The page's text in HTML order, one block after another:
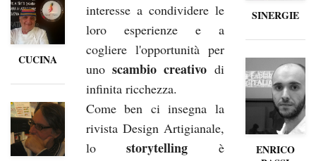
CUCINA
interesse a condividere le
loro esperienze e a
cogliere l'opportunità per
unoscambio creativo di
infinita ricchezza.
Come ben ci insegna la
rivista Design Artigianale,
lostorytelling è
SINERGIE
ENRICO